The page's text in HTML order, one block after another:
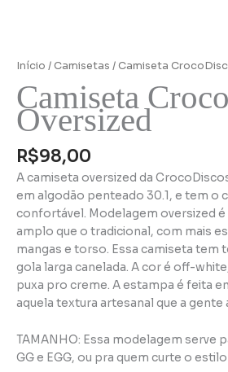
Início / Camisetas / Camiseta
Camiseta
Oversized
R$98,00
A camiseta oversized da
em algodão penteado 30.1, e tem o
confortável. Modelagem oversized é
amplo que o tradicional, com mais
mangas e torso. Essa camiseta tem
gola larga canelada. A cor é off-
puxa pro creme. A estampa é feita
aquela textura artesanal que a gente
TAMANHO: Essa modelagem serve
GG e EGG, ou pra quem curte o
Oversized